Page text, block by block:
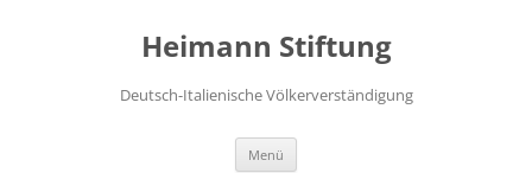
Heimann Stiftung
Deutsch-Italienische Völkerverständigung
Menü